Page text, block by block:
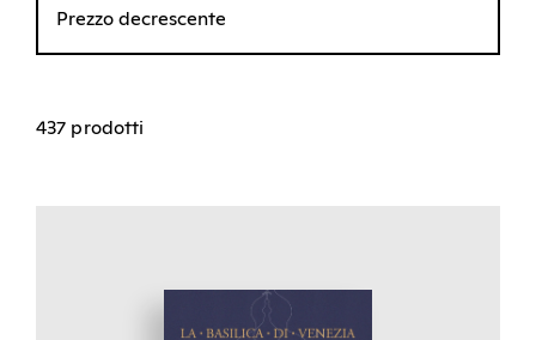
Prezzo decrescente
437 prodotti